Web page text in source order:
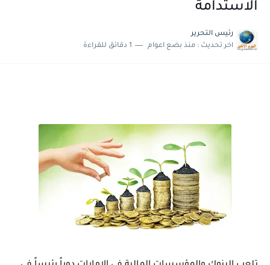
الاستدامة
رئيس التحرير
اخر تحديث : منذ بضع اعوام 1 دقائق للقراءة